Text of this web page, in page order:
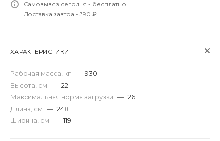
Самовывоз сегодня - бесплатно
Доставка завтра - 390 ₽
ХАРАКТЕРИСТИКИ
Рабочая масса, кг — 930
Высота, см — 22
Максимальная норма загрузки — 26
Длина, см — 248
Ширина, см — 119